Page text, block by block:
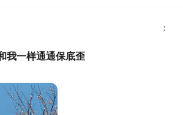
我一样通通保底歪